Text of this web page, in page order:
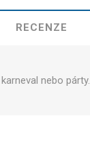
RECENZE
nebo párty.